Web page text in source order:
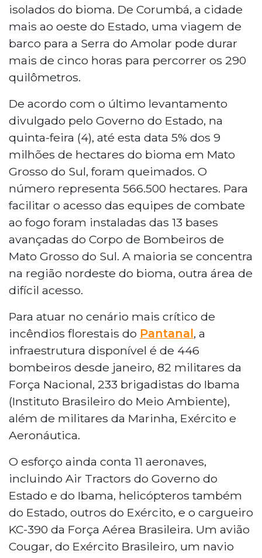
isolados do bioma. De Corumbá, a cidade
mais ao oeste do Estado, uma viagem de
barco para a Serra do Amolar pode durar
mais de cinco horas para percorrer os 290
quilômetros.
De acordo com o último levantamento
divulgado pelo Governo do Estado, na
quinta-feira (4), até esta data 5% dos 9
milhões de hectares do bioma em Mato
Grosso do Sul, foram queimados. O
número representa 566.500 hectares. Para
facilitar o acesso das equipes de combate
ao fogo foram instaladas das 13 bases
avançadas do Corpo de Bombeiros de
Mato Grosso do Sul. A maioria se concentra
na região nordeste do bioma, outra área de
difícil acesso.
Para atuar no cenário mais crítico de
incêndios florestais do Pantanal, a
infraestrutura disponível é de 446
bombeiros desde janeiro, 82 militares da
Força Nacional, 233 brigadistas do Ibama
(Instituto Brasileiro do Meio Ambiente),
além de militares da Marinha, Exército e
Aeronáutica.
O esforço ainda conta 11 aeronaves,
incluindo Air Tractors do Governo do
Estado e do Ibama, helicópteros também
do Estado, outros do Exército, e o cargueiro
KC-390 da Força Aérea Brasileira. Um avião
Cougar, do Exército Brasileiro, um navio